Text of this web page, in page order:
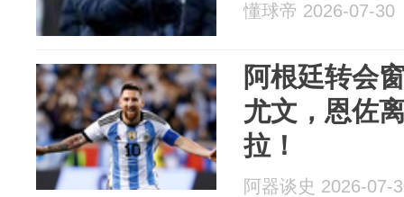
懂球帝 2026-07-30
阿根廷转会
尤文，恩佐
拉！
阿器谈史 2026-07-